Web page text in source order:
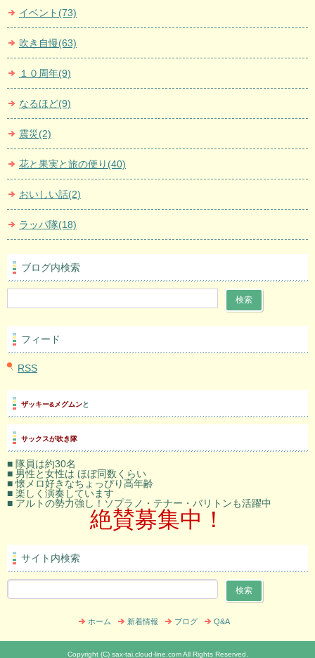
イベント(73)
吹き自慢(63)
１０周年(9)
なるほど(9)
震災(2)
花と果実と旅の便り(40)
おいしい話(2)
ラッパ隊(18)
ブログ内検索
フィード
RSS
ザッキー&メグムンと
サックスが吹き隊
■ 隊員は約30名
■ 男性と女性は ほぼ同数くらい
■ 懐メロ好きなちょっぴり高年齢
■ 楽しく演奏しています
■ アルトの勢力強し！ソプラノ・テナー・バリトンも活躍中
絶賛募集中！
サイト内検索
ホーム 新着情報 ブログ Q&A
Copyright (C) sax-tai.cloud-line.com All Rights Reserved.